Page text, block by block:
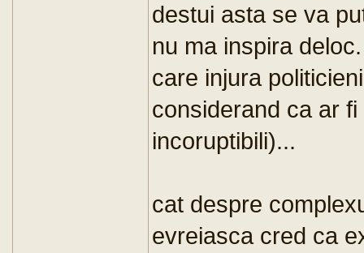
destui asta se va
nu ma inspira
care injura
considerand ca ar
incoruptibili)...
cat despre
evreiasca cred ca